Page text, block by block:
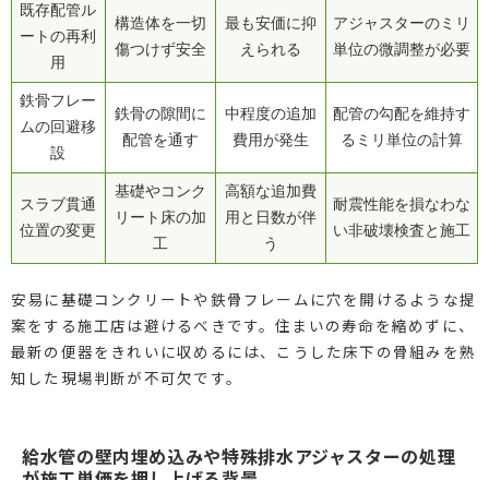
既存配管ル
ートの再利
用
構造体を一切
傷つけず安全
最も安価に抑
えられる
アジャスターのミリ
単位の微調整が必要
鉄骨フレー
ムの回避移
設
鉄骨の隙間に
配管を通す
中程度の追加
費用が発生
配管の勾配を維持す
るミリ単位の計算
スラブ貫通
位置の変更
基礎やコンク
リート床の加
工
高額な追加費
用と日数が伴
う
耐震性能を損なわな
い非破壊検査と施工
安易に基礎コンクリートや鉄骨フレームに穴を開けるような提
案をする施工店は避けるべきです。住まいの寿命を縮めずに、
最新の便器をきれいに収めるには、こうした床下の骨組みを熟
知した現場判断が不可欠です。
給水管の壁内埋め込みや特殊排水アジャスターの処理